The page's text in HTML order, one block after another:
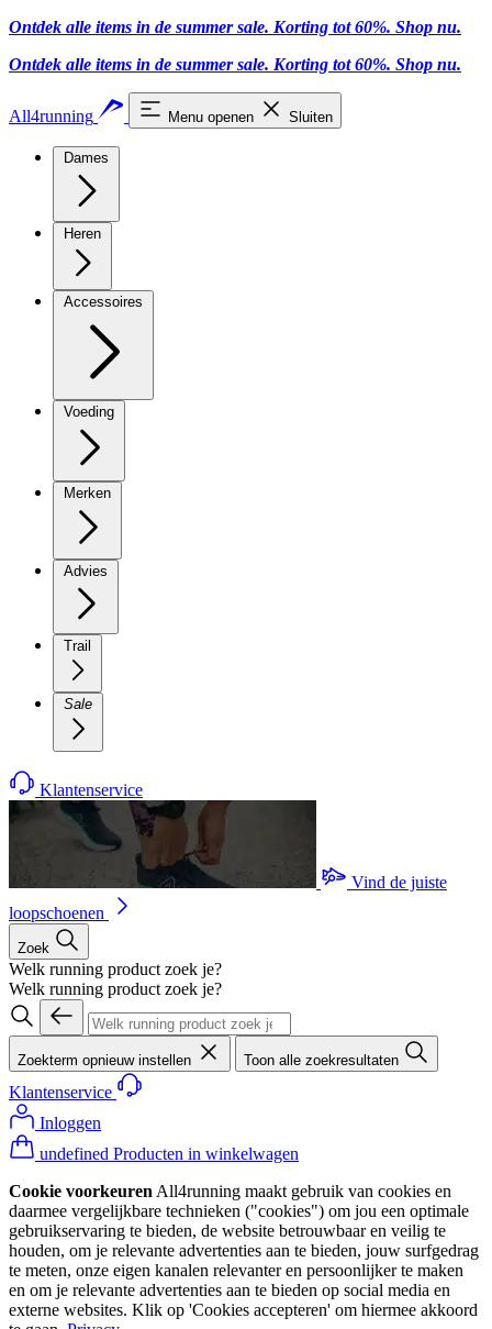
Ontdek alle items in de summer sale. Korting tot 60%. Shop nu.
Ontdek alle items in de summer sale. Korting tot 60%. Shop nu.
All4running Menu openen Sluiten
Dames
Heren
Accessoires
Voeding
Merken
Advies
Trail
Sale
Klantenservice
Vind de juiste
loopschoenen
Zoek
Welk running product zoek je?
Welk running product zoek je?
Zoekterm opnieuw instellen Toon alle zoekresultaten
Klantenservice
Inloggen
undefined Producten in winkelwagen
Cookie voorkeuren All4running maakt gebruik van cookies en
daarmee vergelijkbare technieken ("cookies") om jou een optimale
gebruikservaring te bieden, de website betrouwbaar en veilig te
houden, om je relevante advertenties aan te bieden, jouw surfgedrag
te meten, onze eigen kanalen relevanter en persoonlijker te maken
en om je relevante advertenties aan te bieden op social media en
externe websites. Klik op 'Cookies accepteren' om hiermee akkoord